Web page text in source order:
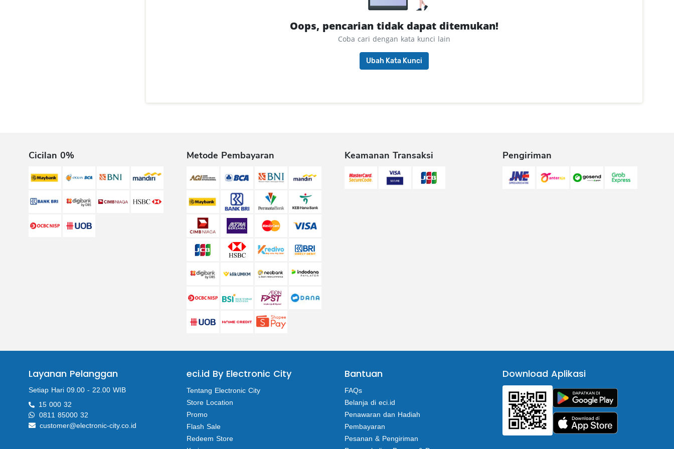
Oops, pencarian tidak dapat ditemukan!
Coba cari dengan kata kunci lain
Ubah Kata Kunci
Cicilan 0% Metode Pembayaran Keamanan Transaksi Pengiriman
Layanan Pelanggan
Setiap Hari 09.00 - 22.00 WIB
15 000 32
0811 85000 32
customer@electronic-city.co.id
eci.id By Electronic City
Tentang Electronic City
Store Location
Promo
Flash Sale
Redeem Store
Bantuan
FAQs
Belanja di eci.id
Penawaran dan Hadiah
Pembayaran
Pesanan & Pengiriman
Download Aplikasi